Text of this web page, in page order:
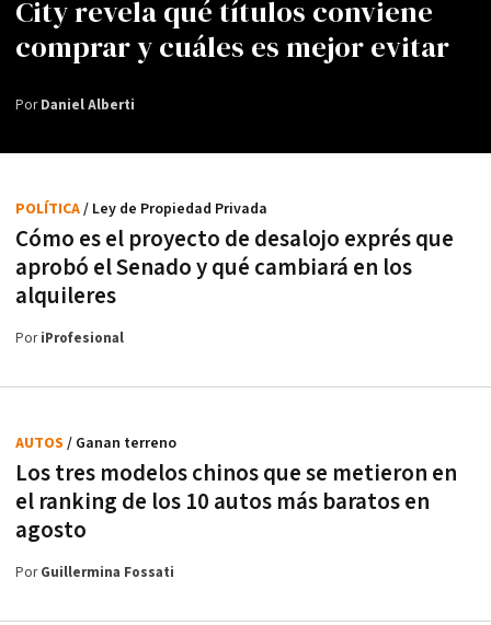
City revela qué títulos conviene
comprar y cuáles es mejor evitar
PorDaniel Alberti
Cómo es el proyecto de desalojo exprés que
aprobó el Senado y qué cambiará en los
alquileres
POLÍTICA/ Ley de Propiedad Privada
PoriProfesional
Los tres modelos chinos que se metieron en
el ranking de los 10 autos más baratos en
agosto
AUTOS / Ganan terreno
PorGuillermina Fossati